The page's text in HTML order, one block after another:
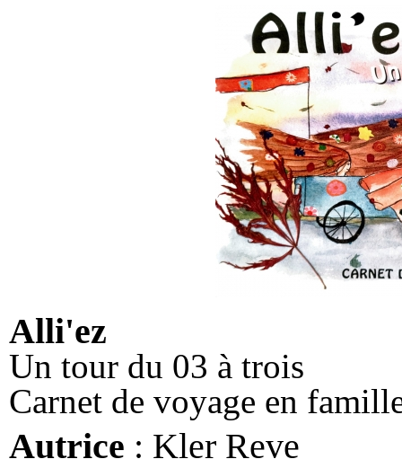
Alli'ez
Un tour du 03 à trois
Carnet de voyage en
Autrice : Kler Reve